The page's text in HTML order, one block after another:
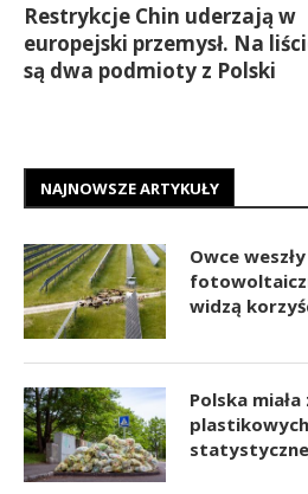
Restrykcje Chin uderzają w
europejski przemysł. Na
są dwa podmioty z Polski
NAJNOWSZE ARTYKUŁY
Owce
widzą
Polska